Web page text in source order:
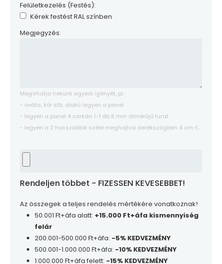
Felületkezelés (Festés):
Kérek festést RAL színben
Megjegyzés:
Megírhatja nekünk egyedi igényét, pl.:
- ovális, kör stb. alakú legyen a panel
- legyen a panel 4 sarkán 1-1 db 8 mm átmérőjű furat
- legyen a 2 hosszabbik széle meghajtva derékszögben 4 cm-t...
Rendeljen többet - FIZESSEN KEVESEBBET!
Az összegek a teljes rendelés mértékére vonatkoznak!
50.001 Ft+áfa alatt: +15.000 Ft+áfa kismennyiség
felár
200.001-500.000 Ft+áfa: -5% KEDVEZMÉNY
500.001-1.000.000 Ft+áfa: -10% KEDVEZMÉNY
1.000.000 Ft+áfa felett: -15% KEDVEZMÉNY